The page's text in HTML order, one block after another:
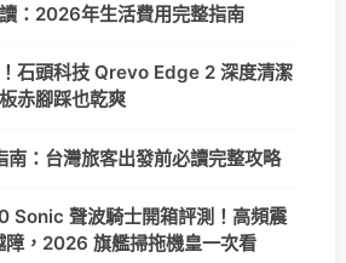
：2026年生活費用完整指南
石頭科技 Qrevo Edge 2 深度清潔
赤腳踩也乾爽
：台灣旅客出發前必讀完整攻略
Sonic 聲波騎士開箱評測！高頻震
，2026 旗艦掃拖機皇一次看